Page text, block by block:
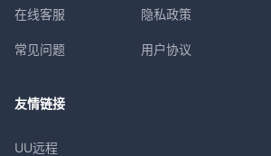
在线客服
常见问题
隐私政策
用户协议
友情链接
UU远程